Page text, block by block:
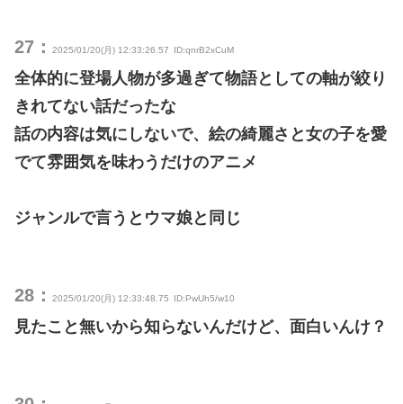
27： 2025/01/20(月) 12:33:26.57 ID:qnrB2xCuM
全体的に登場人物が多過ぎて物語としての軸が絞り
きれてない話だったな
話の内容は気にしないで、絵の綺麗さと女の子を愛
でて雰囲気を味わうだけのアニメ
ジャンルで言うとウマ娘と同じ
28： 2025/01/20(月) 12:33:48.75 ID:PwUh5/w10
見たこと無いから知らないんだけど、面白いんけ？